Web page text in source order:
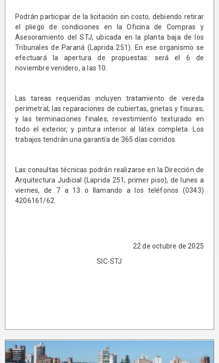
Podrán participar de la licitación sin costo, debiendo retirar
el pliego de condiciones en la Oficina de Compras y
Asesoramiento del STJ, ubicada en la planta baja de los
Tribunales de Paraná (Laprida 251). En ese organismo se
efectuará la apertura de propuestas: será el 6 de
noviembre venidero, a las 10.
Las tareas requeridas incluyen tratamiento de vereda
perimetral; las reparaciones de cubiertas, grietas y fisuras;
y las terminaciones finales; revestimiento texturado en
todo el exterior, y pintura interior al látex completa. Los
trabajos tendrán una garantía de 365 días corridos.
Las consultas técnicas podrán realizarse en la Dirección de
Arquitectura Judicial (Laprida 251, primer piso), de lunes a
viernes, de 7 a 13 o llamando a los teléfonos (0343)
4206161/62.
22 de octubre de 2025
SIC-STJ